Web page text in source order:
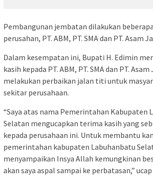
Pembangunan jembatan dilakukan
perusahan, PT. ABM, PT. SMA dan PT. Asam
Dalam kesempatan ini, Bupati H. Edimin
kasih kepada PT. ABM, PT. SMA dan PT.
melakukan perbaikan jalan titi untuk
sekitar perusahaan.
“Saya atas nama Pemerintahan Kabupaten
Selatan mengucapkan terima kasih yang
kepada perusahaan ini. Untuk membantu
pemerintahan kabupaten Labuhanbatu
menyampaikan Insya Allah kemungkinan
akan saya aspal sampai ke perbatasan,”